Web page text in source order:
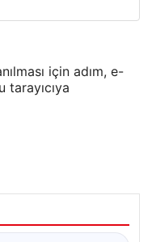
için adım, e-